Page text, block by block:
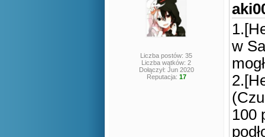
Liczba postów: 35
Liczba wątków: 2
Dołączył: Jun 2020
Reputacja: 17
w
100